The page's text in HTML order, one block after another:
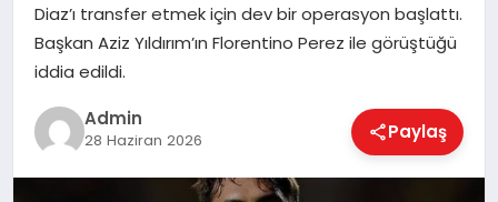
EKONOMI
MAGAZIN
Diaz’ı transfer etmek için dev bir operasyon başlattı.
Başkan Aziz Yıldırım’ın Florentino Perez ile görüştüğü
iddia edildi.
Admin
28 Haziran 2026 Paylaş